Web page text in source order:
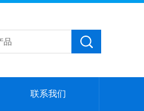
联系我们